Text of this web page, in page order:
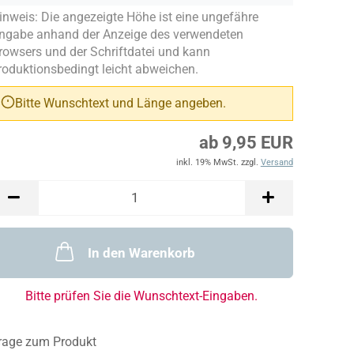
Die angezeigte Höhe ist eine ungefähre
anhand der Anzeige des verwendeten
und der Schriftdatei und kann
leicht abweichen.
Bitte Wunschtext und Länge angeben.
ab 9,95 EUR
inkl. 19% MwSt. zzgl. Versand
In den Warenkorb
Bitte prüfen Sie die Wunschtext-Eingaben.
zum Produkt